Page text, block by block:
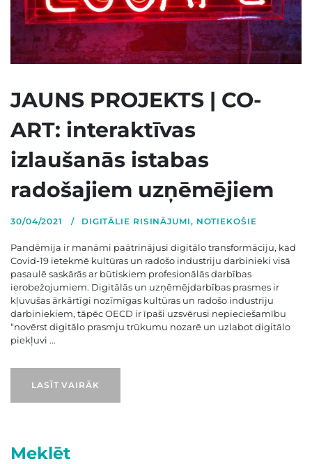
JAUNS PROJEKTS | CO-
ART: interaktīvas
izlaušanās istabas
radošajiem uzņēmējiem
30/04/2021 DIGITĀLIE RISINĀJUMI, NOTIEKOŠIE
Pandēmija ir manāmi paātrinājusi digitālo transformāciju, kad
Covid-19 ietekmē kultūras un radošo industriju darbinieki visā
pasaulē saskārās ar būtiskiem profesionālās darbības
ierobežojumiem. Digitālās un uzņēmējdarbības prasmes ir
kļuvušas ārkārtīgi nozīmīgas kultūras un radošo industriju
darbiniekiem, tāpēc OECD ir īpaši uzsvērusi nepieciešamību
“novērst digitālo prasmju trūkumu nozarē un uzlabot digitālo
piekļuvi ...
LASĪT VAIRĀK
Meklēt